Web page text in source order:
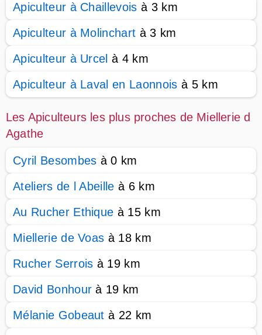
Apiculteur à Chaillevois à 3 km
Apiculteur à Molinchart à 3 km
Apiculteur à Urcel à 4 km
Apiculteur à Laval en Laonnois à 5 km
Les Apiculteurs les plus proches de Miellerie d
Agathe
Cyril Besombes à 0 km
Ateliers de l Abeille à 6 km
Au Rucher Ethique à 15 km
Miellerie de Voas à 18 km
Rucher Serrois à 19 km
David Bonhour à 19 km
Mélanie Gobeaut à 22 km